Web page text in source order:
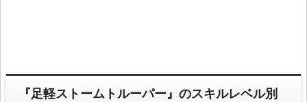
『足軽ストームトルーパー』のスキルレベル別